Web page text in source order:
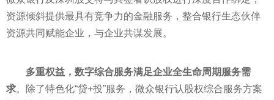
资源倾斜提供最具有竞争力的金融服务，整合银行生态伙伴
资源共同赋能企业，与企业共谋发展。
多重权益，数字综合服务满足企业全生命周期服务需
求。除了特色化“贷+投”服务，微众银行认股权综合服务方案